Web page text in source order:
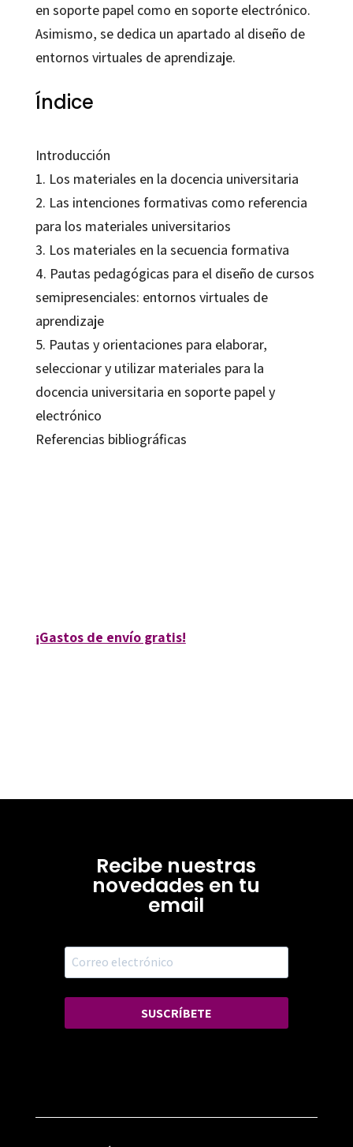
en soporte papel como en soporte electrónico.
Asimismo, se dedica un apartado al diseño de
entornos virtuales de aprendizaje.
Índice
Introducción
1. Los materiales en la docencia universitaria
2. Las intenciones formativas como referencia
para los materiales universitarios
3. Los materiales en la secuencia formativa
4. Pautas pedagógicas para el diseño de cursos
semipresenciales: entornos virtuales de
aprendizaje
5. Pautas y orientaciones para elaborar,
seleccionar y utilizar materiales para la
docencia universitaria en soporte papel y
electrónico
Referencias bibliográficas
¡Gastos de envío gratis!
Recibe nuestras
novedades en tu
email
SUSCRÍBETE